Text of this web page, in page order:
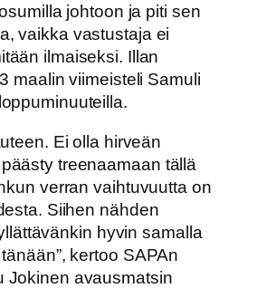
johtoon ja piti sen
vaikka vastustaja ei
ilmaiseksi. Illan
maalin viimeisteli Samuli
Ei olla hirveän
treenaamaan tällä
verran vaihtuvuutta on
Siihen nähden
hyvin samalla
kertoo SAPAn
Jokinen avausmatsin